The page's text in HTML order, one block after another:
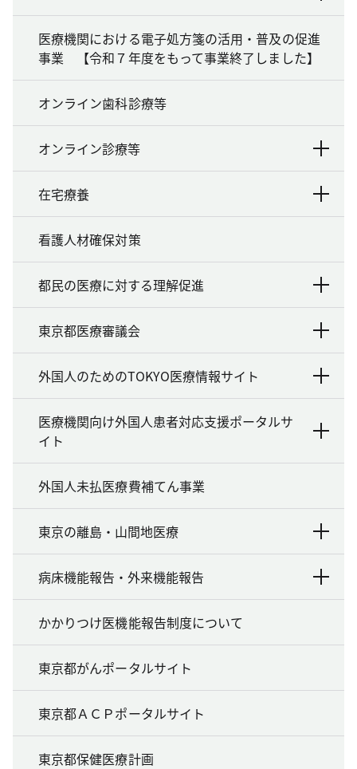
医療機関における電子処方箋の活用・普及の促進
事業 【令和７年度をもって事業終了しました】
オンライン歯科診療等
オンライン診療等
在宅療養
看護人材確保対策
都民の医療に対する理解促進
東京都医療審議会
外国人のためのTOKYO医療情報サイト
医療機関向け外国人患者対応支援ポータルサ
イト
外国人未払医療費補てん事業
東京の離島・山間地医療
病床機能報告・外来機能報告
かかりつけ医機能報告制度について
東京都がんポータルサイト
東京都ＡＣＰポータルサイト
東京都保健医療計画